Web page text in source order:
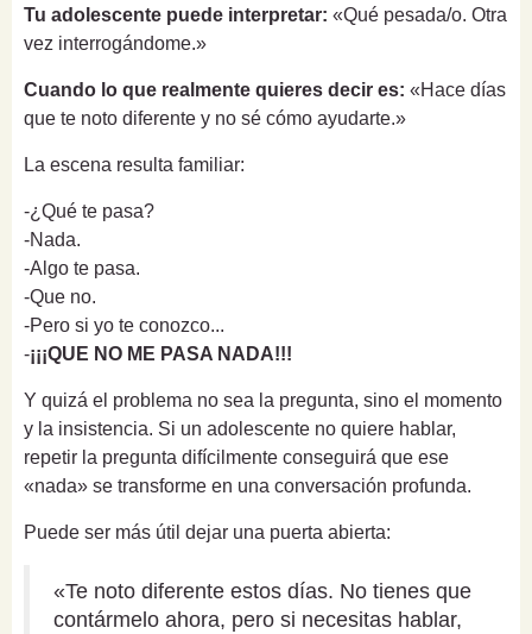
Tu adolescente puede interpretar: «Qué pesada/o. Otra
vez interrogándome.»
Cuando lo que realmente quieres decir es: «Hace días
que te noto diferente y no sé cómo ayudarte.»
La escena resulta familiar:
-¿Qué te pasa?
-Nada.
-Algo te pasa.
-Que no.
-Pero si yo te conozco...
-¡¡¡QUE NO ME PASA NADA!!!
Y quizá el problema no sea la pregunta, sino el momento
y la insistencia. Si un adolescente no quiere hablar,
repetir la pregunta difícilmente conseguirá que ese
«nada» se transforme en una conversación profunda.
Puede ser más útil dejar una puerta abierta:
«Te noto diferente estos días. No tienes que
contármelo ahora, pero si necesitas hablar,